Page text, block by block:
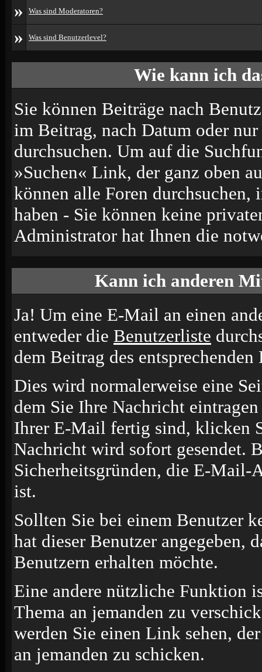
» Was sind Moderatoren?
» Was sind Benutzerlevel?
Wie kann ich
Sie können Beiträge nach
im Beitrag, nach Datum oder
durchsuchen. Um auf die
»Suchen« Link, der ganz oben
können alle Foren durchsuchen,
haben - Sie können keine
Administrator hat Ihnen die
Kann ich anderen
Ja! Um eine E-Mail an einen
entweder die Benutzerliste
dem Beitrag des entsprechenden
Dies wird normalerweise eine
dem Sie Ihre Nachricht
Ihrer E-Mail fertig sind, klicken
Nachricht wird sofort gesendet.
Sicherheitsgründen, die E-Mail-
ist.
Sollten Sie bei einem Benutzer
hat dieser Benutzer angegeben,
Benutzern erhalten möchte.
Eine andere nützliche Funktion
Thema an jemanden zu
werden Sie einen Link sehen,
an jemanden zu schicken.